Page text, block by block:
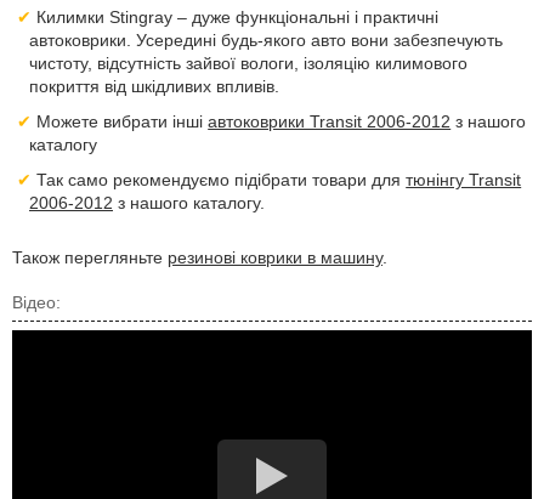
Килимки Stingray – дуже функціональні і практичні
автоковрики. Усередині будь-якого авто вони забезпечують
чистоту, відсутність зайвої вологи, ізоляцію килимового
покриття від шкідливих впливів.
Можете вибрати іншіавтоковрики Transit 2006-2012 з нашого
каталогу
Так само рекомендуємо підібрати товари длятюнінгу Transit
2006-2012 з нашого каталогу.
Також перегляньте резинові коврики в машину.
Відео: